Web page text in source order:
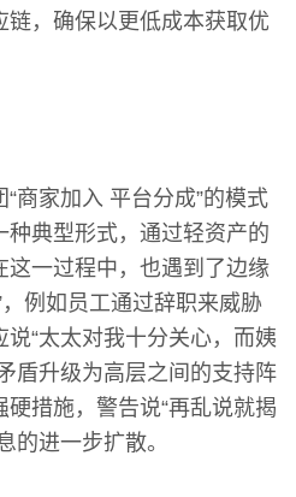
链，确保以更低成本获取优
商家加入 平台分成”的模式
典型形式，通过轻资产的
这一过程中，也遇到了边缘
例如员工通过辞职来威胁
“太太对我十分关心，而姨
盾升级为高层之间的支持阵
措施，警告说“再乱说就揭
的进一步扩散。